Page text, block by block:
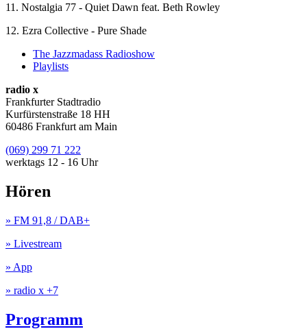
11. Nostalgia 77 - Quiet Dawn feat. Beth Rowley
12. Ezra Collective - Pure Shade
The Jazzmadass Radioshow
Playlists
radio x
Frankfurter Stadtradio
Kurfürstenstraße 18 HH
60486 Frankfurt am Main
(069) 299 71 222
werktags 12 - 16 Uhr
Hören
» FM 91,8 / DAB+
» Livestream
» App
» radio x +7
Programm